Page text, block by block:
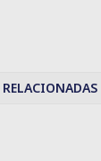
RELACIONADAS